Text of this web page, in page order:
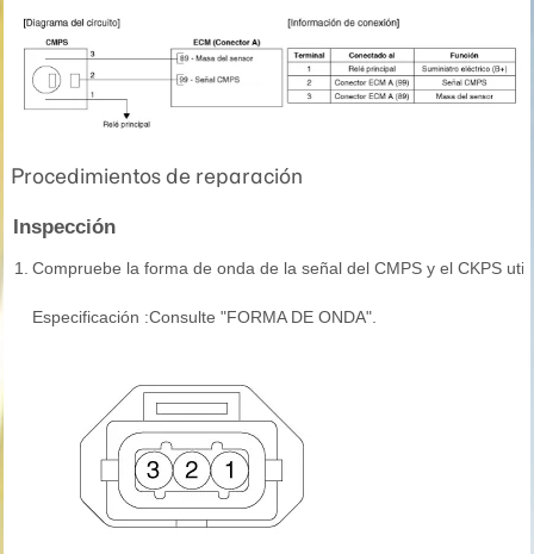
Procedimientos de reparación
Inspección
1. Compruebe la forma de onda de la señal del CMPS y el CKPS
Especificación :Consulte "FORMA DE ONDA".